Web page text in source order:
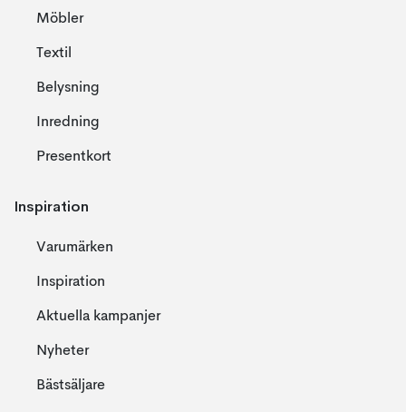
Möbler
Textil
Belysning
Inredning
Presentkort
Inspiration
Varumärken
Inspiration
Aktuella kampanjer
Nyheter
Bästsäljare